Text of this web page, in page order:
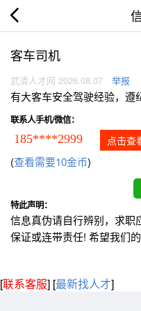
客车司机
武清人才网 2026.08.07 举报
有大客车安全驾驶经验，遵
联系人手机/微信：
185****2999 点击查
(查看需要10金币)
特此声明：
信息真伪请自行辨别，求职
保证或连带责任! 希望我们
[联系客服] [最新找人才]